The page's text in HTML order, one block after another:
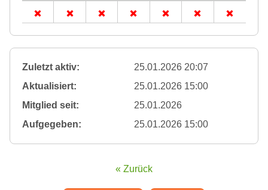
Zuletzt aktiv:
25.01.2026 20:07
Aktualisiert:
25.01.2026 15:00
Mitglied seit:
25.01.2026
Aufgegeben:
25.01.2026 15:00
« Zurück